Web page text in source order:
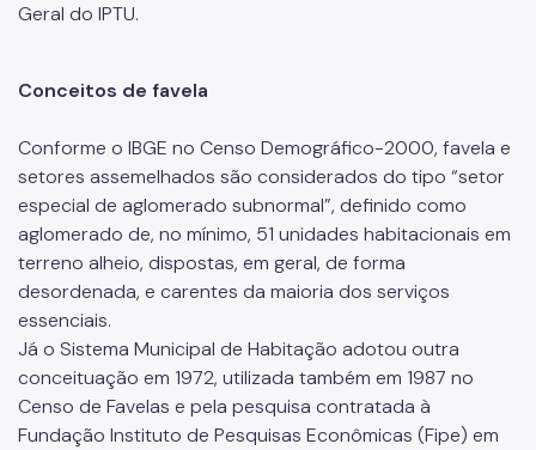
Geral do IPTU.
Conceitos de favela
Conforme o IBGE no Censo Demográfico-2000, favela e
setores assemelhados são considerados do tipo “setor
especial de aglomerado subnormal”, definido como
aglomerado de, no mínimo, 51 unidades habitacionais em
terreno alheio, dispostas, em geral, de forma
desordenada, e carentes da maioria dos serviços
essenciais.
Já o Sistema Municipal de Habitação adotou outra
conceituação em 1972, utilizada também em 1987 no
Censo de Favelas e pela pesquisa contratada à
Fundação Instituto de Pesquisas Econômicas (Fipe) em